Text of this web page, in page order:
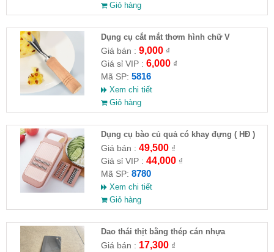
Giỏ hàng
Dụng cụ cắt mắt thơm hình chữ V
Giá bán : 9,000₫
Giá sỉ VIP : 6,000₫
Mã SP: 5816
Xem chi tiết
Giỏ hàng
Dụng cụ bào củ quả có khay đựng ( HĐ )
Giá bán : 49,500₫
Giá sỉ VIP : 44,000₫
Mã SP: 8780
Xem chi tiết
Giỏ hàng
Dao thái thịt bằng thép cán nhựa
Giá bán : 17,300₫